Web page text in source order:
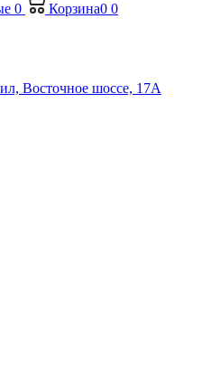
0 Корзина0 0
Восточное шоссе, 17А